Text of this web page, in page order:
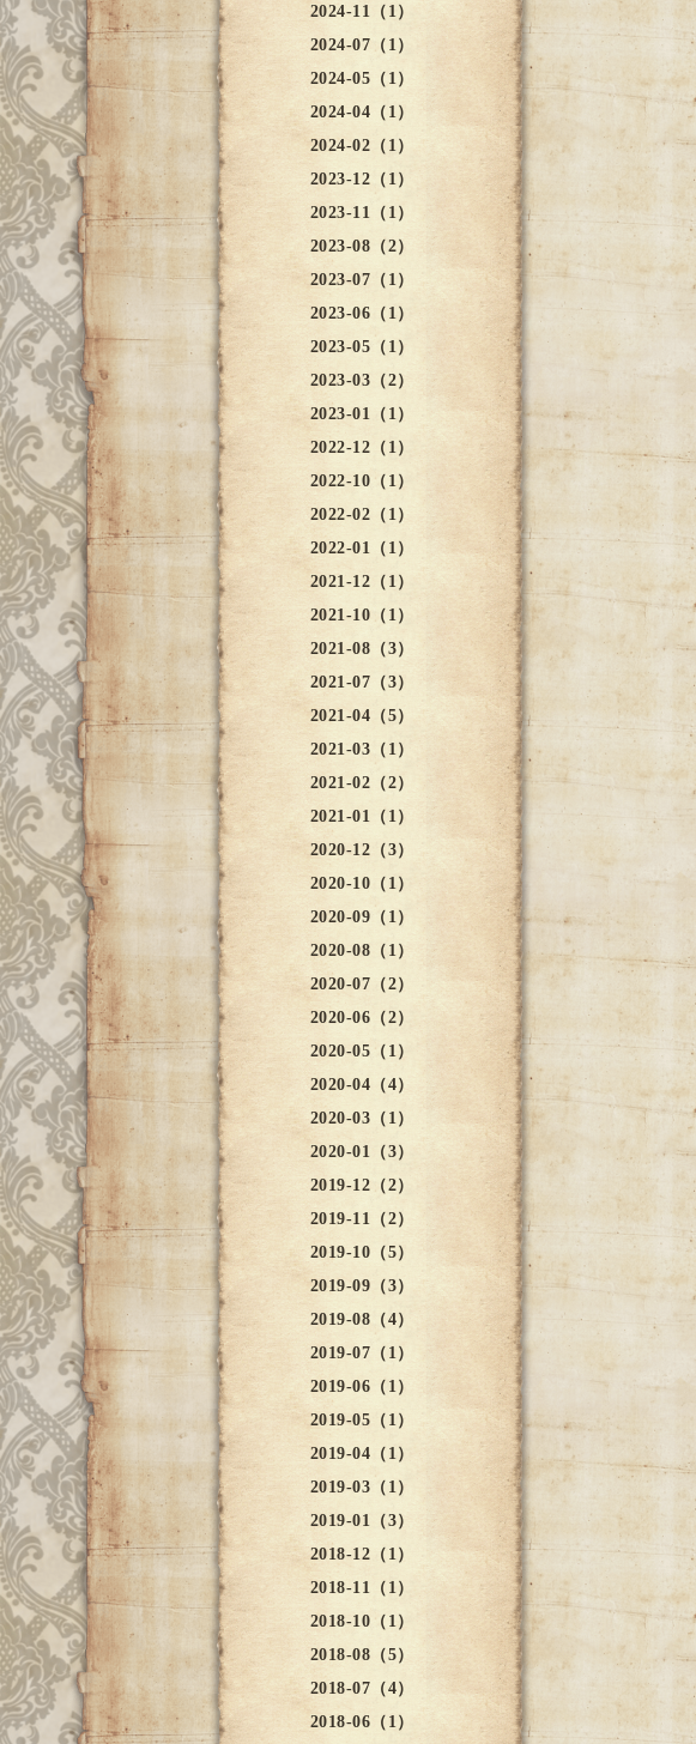
2024-11（1）
2024-07（1）
2024-05（1）
2024-04（1）
2024-02（1）
2023-12（1）
2023-11（1）
2023-08（2）
2023-07（1）
2023-06（1）
2023-05（1）
2023-03（2）
2023-01（1）
2022-12（1）
2022-10（1）
2022-02（1）
2022-01（1）
2021-12（1）
2021-10（1）
2021-08（3）
2021-07（3）
2021-04（5）
2021-03（1）
2021-02（2）
2021-01（1）
2020-12（3）
2020-10（1）
2020-09（1）
2020-08（1）
2020-07（2）
2020-06（2）
2020-05（1）
2020-04（4）
2020-03（1）
2020-01（3）
2019-12（2）
2019-11（2）
2019-10（5）
2019-09（3）
2019-08（4）
2019-07（1）
2019-06（1）
2019-05（1）
2019-04（1）
2019-03（1）
2019-01（3）
2018-12（1）
2018-11（1）
2018-10（1）
2018-08（5）
2018-07（4）
2018-06（1）